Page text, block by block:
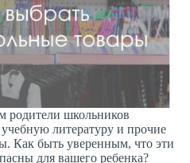
родители школьников
литературу и прочие
Как быть уверенным, что эти
для вашего ребенка?